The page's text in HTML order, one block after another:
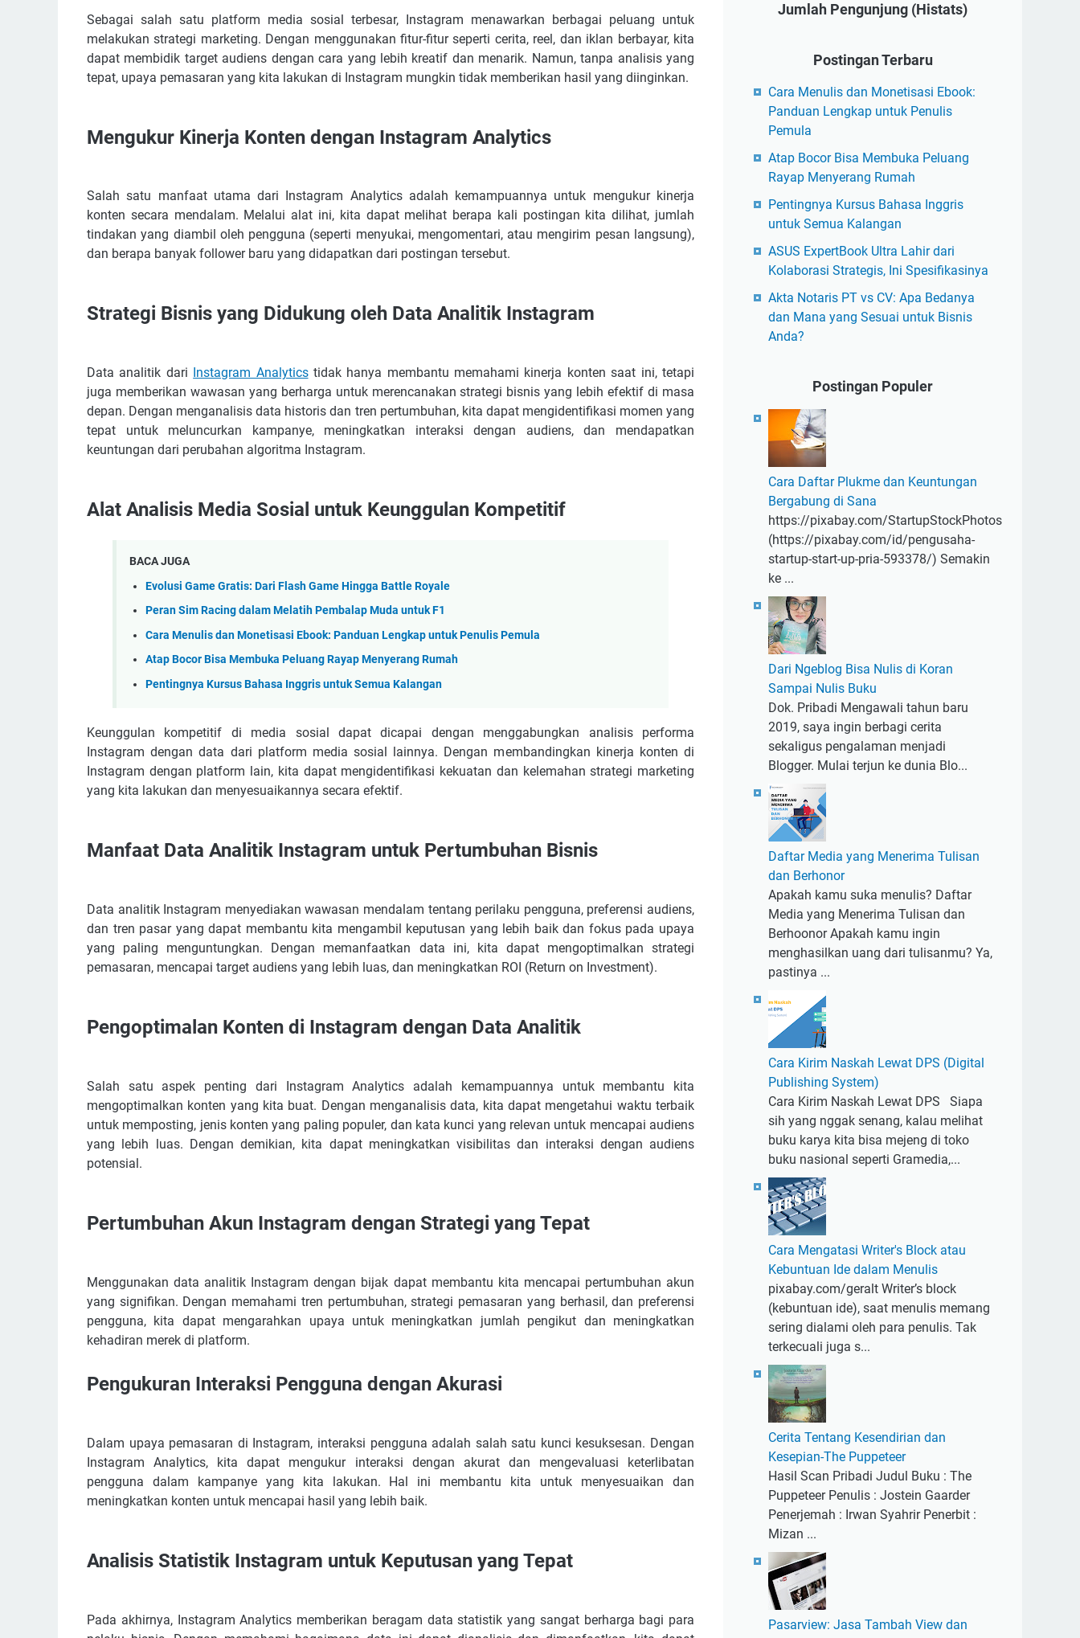
Sebagai salah satu platform media sosial terbesar, Instagram menawarkan berbagai peluang untuk
melakukan strategi marketing. Dengan menggunakan fitur-fitur seperti cerita, reel, dan iklan berbayar, kita
dapat membidik target audiens dengan cara yang lebih kreatif dan menarik. Namun, tanpa analisis yang
tepat, upaya pemasaran yang kita lakukan di Instagram mungkin tidak memberikan hasil yang diinginkan.
Mengukur Kinerja Konten dengan Instagram Analytics
Salah satu manfaat utama dari Instagram Analytics adalah kemampuannya untuk mengukur kinerja
konten secara mendalam. Melalui alat ini, kita dapat melihat berapa kali postingan kita dilihat, jumlah
tindakan yang diambil oleh pengguna (seperti menyukai, mengomentari, atau mengirim pesan langsung),
dan berapa banyak follower baru yang didapatkan dari postingan tersebut.
Strategi Bisnis yang Didukung oleh Data Analitik Instagram
Data analitik dari Instagram Analyticstidak hanya membantu memahami kinerja konten saat ini, tetapi
juga memberikan wawasan yang berharga untuk merencanakan strategi bisnis yang lebih efektif di masa
depan. Dengan menganalisis data historis dan tren pertumbuhan, kita dapat mengidentifikasi momen yang
tepat untuk meluncurkan kampanye, meningkatkan interaksi dengan audiens, dan mendapatkan
keuntungan dari perubahan algoritma Instagram.
Alat Analisis Media Sosial untuk Keunggulan Kompetitif
BACA JUGA
Evolusi Game Gratis: Dari Flash Game Hingga Battle Royale
Peran Sim Racing dalam Melatih Pembalap Muda untuk F1
Cara Menulis dan Monetisasi Ebook: Panduan Lengkap untuk Penulis Pemula
Atap Bocor Bisa Membuka Peluang Rayap Menyerang Rumah
Pentingnya Kursus Bahasa Inggris untuk Semua Kalangan
Keunggulan kompetitif di media sosial dapat dicapai dengan menggabungkan analisis performa
Instagram dengan data dari platform media sosial lainnya. Dengan membandingkan kinerja konten di
Instagram dengan platform lain, kita dapat mengidentifikasi kekuatan dan kelemahan strategi marketing
yang kita lakukan dan menyesuaikannya secara efektif.
Manfaat Data Analitik Instagram untuk Pertumbuhan Bisnis
Data analitik Instagram menyediakan wawasan mendalam tentang perilaku pengguna, preferensi audiens,
dan tren pasar yang dapat membantu kita mengambil keputusan yang lebih baik dan fokus pada upaya
yang paling menguntungkan. Dengan memanfaatkan data ini, kita dapat mengoptimalkan strategi
pemasaran, mencapai target audiens yang lebih luas, dan meningkatkan ROI (Return on Investment).
Pengoptimalan Konten di Instagram dengan Data Analitik
Salah satu aspek penting dari Instagram Analytics adalah kemampuannya untuk membantu kita
mengoptimalkan konten yang kita buat. Dengan menganalisis data, kita dapat mengetahui waktu terbaik
untuk memposting, jenis konten yang paling populer, dan kata kunci yang relevan untuk mencapai audiens
yang lebih luas. Dengan demikian, kita dapat meningkatkan visibilitas dan interaksi dengan audiens
potensial.
Pertumbuhan Akun Instagram dengan Strategi yang Tepat
Menggunakan data analitik Instagram dengan bijak dapat membantu kita mencapai pertumbuhan akun
yang signifikan. Dengan memahami tren pertumbuhan, strategi pemasaran yang berhasil, dan preferensi
pengguna, kita dapat mengarahkan upaya untuk meningkatkan jumlah pengikut dan meningkatkan
kehadiran merek di platform.
Pengukuran Interaksi Pengguna dengan Akurasi
Dalam upaya pemasaran di Instagram, interaksi pengguna adalah salah satu kunci kesuksesan. Dengan
Instagram Analytics, kita dapat mengukur interaksi dengan akurat dan mengevaluasi keterlibatan
pengguna dalam kampanye yang kita lakukan. Hal ini membantu kita untuk menyesuaikan dan
meningkatkan konten untuk mencapai hasil yang lebih baik.
Analisis Statistik Instagram untuk Keputusan yang Tepat
Pada akhirnya, Instagram Analytics memberikan beragam data statistik yang sangat berharga bagi para
Jumlah Pengunjung (Histats)
Postingan Terbaru
Cara Menulis dan Monetisasi Ebook:
Panduan Lengkap untuk Penulis
Pemula
Atap Bocor Bisa Membuka Peluang
Rayap Menyerang Rumah
Pentingnya Kursus Bahasa Inggris
untuk Semua Kalangan
ASUS ExpertBook Ultra Lahir dari
Kolaborasi Strategis, Ini Spesifikasinya
Akta Notaris PT vs CV: Apa Bedanya
dan Mana yang Sesuai untuk Bisnis
Anda?
Postingan Populer
Cara Daftar Plukme dan Keuntungan
Bergabung di Sana
https://pixabay.com/StartupStockPhotos
(https://pixabay.com/id/pengusaha-
startup-start-up-pria-593378/) Semakin
ke ...
Dari Ngeblog Bisa Nulis di Koran
Sampai Nulis Buku
Dok. Pribadi Mengawali tahun baru
2019, saya ingin berbagi cerita
sekaligus pengalaman menjadi
Blogger. Mulai terjun ke dunia Blo...
Daftar Media yang Menerima Tulisan
dan Berhonor
Apakah kamu suka menulis? Daftar
Media yang Menerima Tulisan dan
Berhoonor Apakah kamu ingin
menghasilkan uang dari tulisanmu? Ya,
pastinya ...
Cara Kirim Naskah Lewat DPS (Digital
Publishing System)
Cara Kirim Naskah Lewat DPS Siapa
sih yang nggak senang, kalau melihat
buku karya kita bisa mejeng di toko
buku nasional seperti Gramedia,...
Cara Mengatasi Writer's Block atau
Kebuntuan Ide dalam Menulis
pixabay.com/geralt Writer’s block
(kebuntuan ide), saat menulis memang
sering dialami oleh para penulis. Tak
terkecuali juga s...
Cerita Tentang Kesendirian dan
Kesepian-The Puppeteer
Hasil Scan Pribadi Judul Buku : The
Puppeteer Penulis : Jostein Gaarder
Penerjemah : Irwan Syahrir Penerbit :
Mizan ...
Pasarview: Jasa Tambah View dan